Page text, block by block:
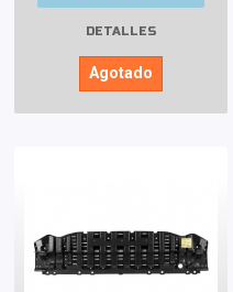
DETALLES
Agotado